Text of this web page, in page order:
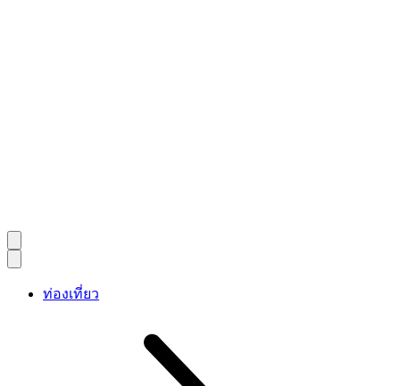
ท่องเที่ยว